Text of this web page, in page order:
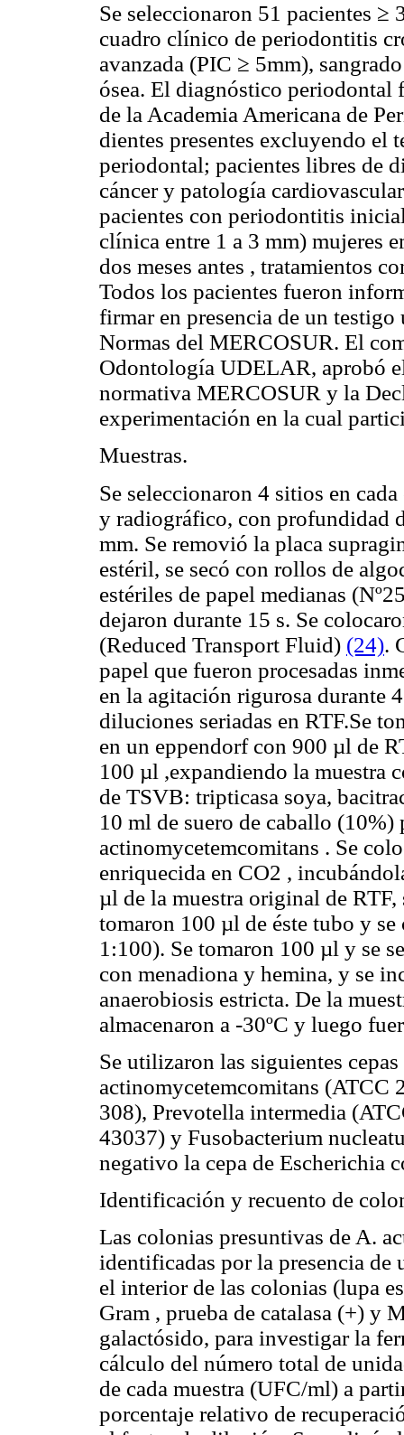
Se seleccionaron 51 pacientes ≥
cuadro clínico de periodontitis
avanzada (PIC ≥ 5mm),
ósea. El diagnóstico periodontal
de la Academia Americana de
dientes presentes excluyendo el
periodontal; pacientes libres de
cáncer y patología
pacientes con periodontitis
clínica entre 1 a 3 mm) mujeres
dos meses antes , tratamientos
Todos los pacientes fueron
firmar en presencia de un
Normas del MERCOSUR. El
Odontología UDELAR, aprobó
normativa MERCOSUR y la
experimentación en la cual
Muestras.
Se seleccionaron 4 sitios en
y radiográfico, con profundidad
mm. Se removió la placa
estéril, se secó con rollos de
estériles de papel medianas
dejaron durante 15 s. Se
(Reduced Transport Fluid) (24).
papel que fueron procesadas
en la agitación rigurosa durante
diluciones seriadas en RTF.Se
en un eppendorf con 900 µl de
100 µl ,expandiendo la muestra
de TSVB: tripticasa soya,
10 ml de suero de caballo
actinomycetemcomitans . Se
enriquecida en CO2 ,
µl de la muestra original de
tomaron 100 µl de éste tubo y
1:100). Se tomaron 100 µl y se
con menadiona y hemina, y se
anaerobiosis estricta. De la
almacenaron a -30ºC y luego
Se utilizaron las siguientes
actinomycetemcomitans (ATCC
308), Prevotella intermedia
43037) y Fusobacterium
negativo la cepa de Escherichia
Identificación y recuento de
Las colonias presuntivas de A.
identificadas por la presencia de
el interior de las colonias (lupa
Gram , prueba de catalasa (+)
galactósido, para investigar la
cálculo del número total de
de cada muestra (UFC/ml) a
porcentaje relativo de